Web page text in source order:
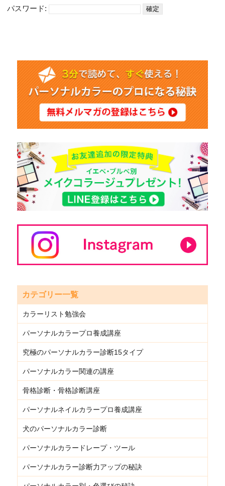
パスワード:
カテゴリー一覧
カラーリスト勉強会
パーソナルカラープロ養成講座
究極のパーソナルカラー診断15タイプ
パーソナルカラー関連の講座
骨格診断・骨格診断講座
パーソナルネイルカラープロ養成講座
犬のパーソナルカラー診断
パーソナルカラードレープ・ツール
パーソナルカラー診断力アップの秘訣